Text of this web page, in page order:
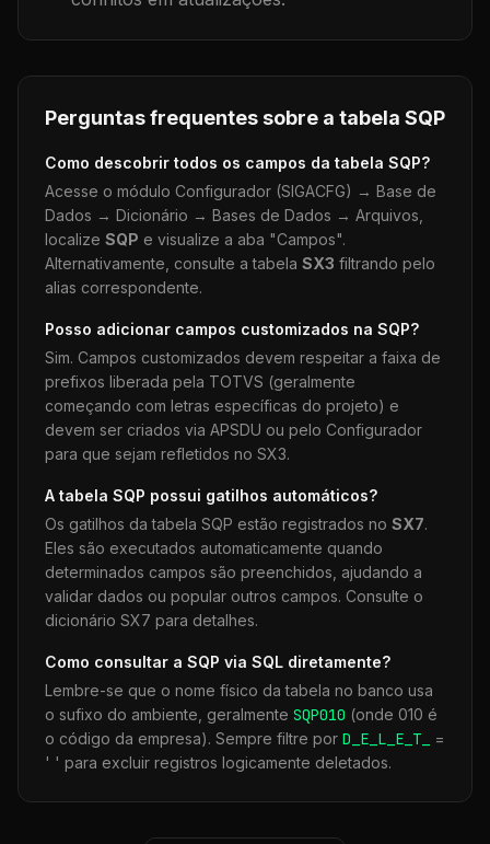
Perguntas frequentes sobre a tabela SQP
Como descobrir todos os campos da tabela SQP?
Acesse o módulo Configurador (SIGACFG) → Base de
Dados → Dicionário → Bases de Dados → Arquivos,
localize SQP e visualize a aba "Campos".
Alternativamente, consulte a tabela SX3 filtrando pelo
alias correspondente.
Posso adicionar campos customizados na SQP?
Sim. Campos customizados devem respeitar a faixa de
prefixos liberada pela TOTVS (geralmente
começando com letras específicas do projeto) e
devem ser criados via APSDU ou pelo Configurador
para que sejam refletidos no SX3.
A tabela SQP possui gatilhos automáticos?
Os gatilhos da tabela SQP estão registrados no SX7.
Eles são executados automaticamente quando
determinados campos são preenchidos, ajudando a
validar dados ou popular outros campos. Consulte o
dicionário SX7 para detalhes.
Como consultar a SQP via SQL diretamente?
Lembre-se que o nome físico da tabela no banco usa
o sufixo do ambiente, geralmente SQP010 (onde 010 é
o código da empresa). Sempre filtre por D_E_L_E_T_
=
' ' para excluir registros logicamente deletados.